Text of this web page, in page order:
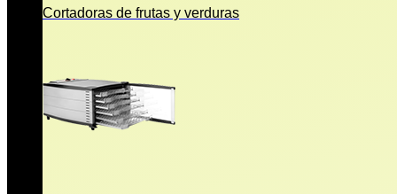
Cortadoras de frutas y verduras